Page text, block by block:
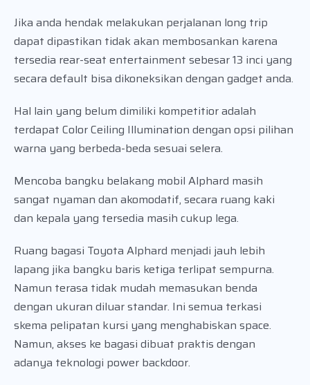
Jika anda hendak melakukan perjalanan long trip
dapat dipastikan tidak akan membosankan karena
tersedia rear-seat entertainment sebesar 13 inci yang
secara default bisa dikoneksikan dengan gadget anda.
Hal lain yang belum dimiliki kompetitior adalah
terdapat Color Ceiling Illumination dengan opsi pilihan
warna yang berbeda-beda sesuai selera.
Mencoba bangku belakang mobil Alphard masih
sangat nyaman dan akomodatif, secara ruang kaki
dan kepala yang tersedia masih cukup lega.
Ruang bagasi Toyota Alphard menjadi jauh lebih
lapang jika bangku baris ketiga terlipat sempurna.
Namun terasa tidak mudah memasukan benda
dengan ukuran diluar standar. Ini semua terkasi
skema pelipatan kursi yang menghabiskan space.
Namun, akses ke bagasi dibuat praktis dengan
adanya teknologi power backdoor.